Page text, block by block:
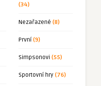
(34)
Nezařazené (8)
První (9)
Simpsonovi (55)
Sportovní hry (76)